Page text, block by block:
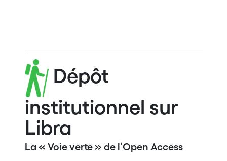
Dépôt
institutionnel sur
Libra
La « Voie verte » de l’Open Access